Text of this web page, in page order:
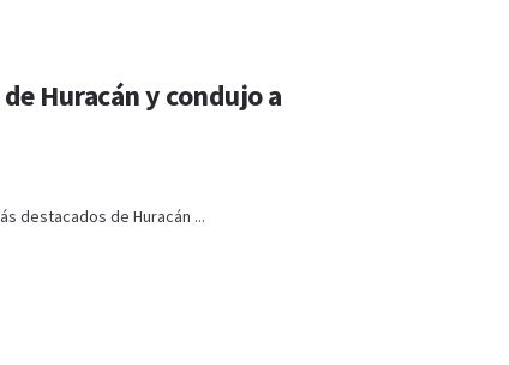
Huracán y condujo a
destacados de Huracán ...